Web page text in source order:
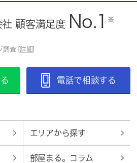
顧客満足度 No.1 ※
査 [ 詳細
電話で相談する
エリアから探す
部屋まる。コラム